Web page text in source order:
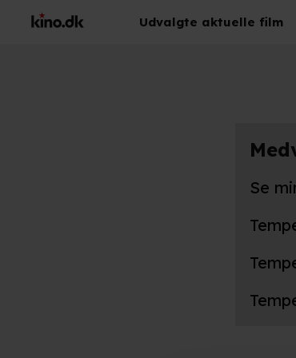
Udvalgte aktuelle film
Se